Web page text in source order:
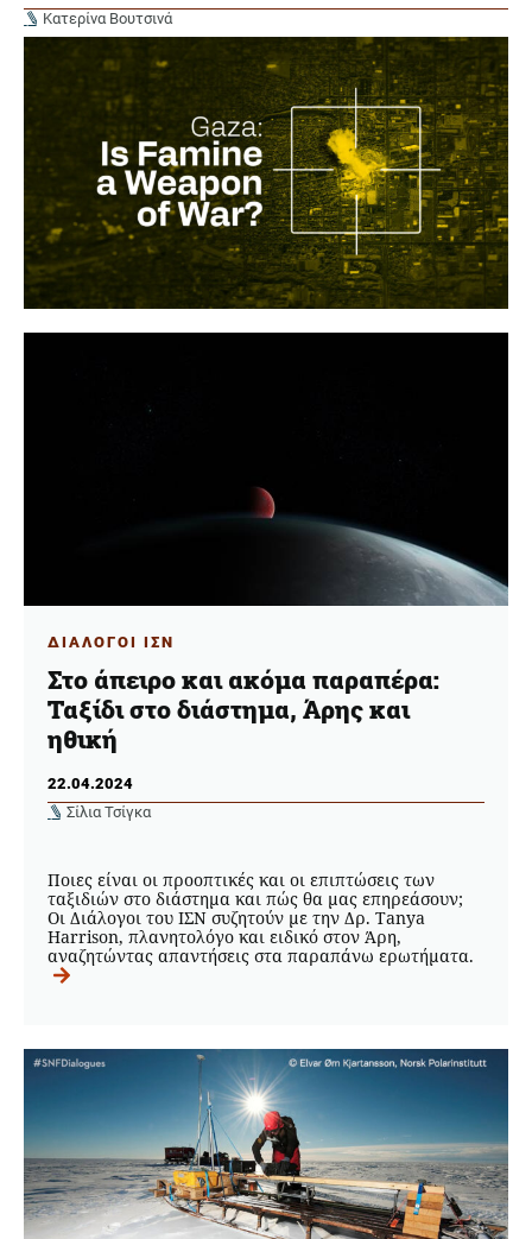
Κατερίνα Βουτσινά
ΔΙΑΛΟΓΟΙ ΙΣΝ
Στο άπειρο και ακόμα παραπέρα:
Ταξίδι στο διάστημα, Άρης και
ηθική
22.04.2024
Σίλια Τσίγκα
Ποιες είναι οι προοπτικές και οι επιπτώσεις των
ταξιδιών στο διάστημα και πώς θα μας επηρεάσουν;
Οι Διάλογοι του ΙΣΝ συζητούν με την Δρ. Tanya
Harrison, πλανητολόγο και ειδικό στον Άρη,
αναζητώντας απαντήσεις στα παραπάνω ερωτήματα.